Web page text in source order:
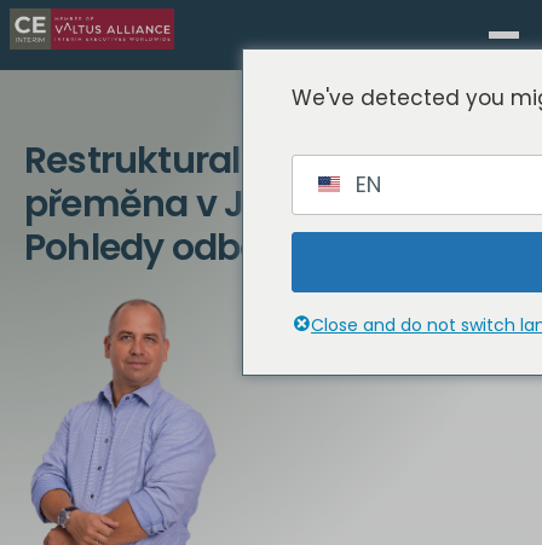
Restrukturalizace a
přeměna v Jižní Koreji:
Pohledy odborníků
We've detected you
EN
Close and do not switch